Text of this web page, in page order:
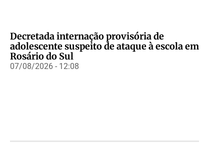
Decretada internação provisória de
adolescente suspeito de ataque à escola em
Rosário do Sul
07/08/2026 - 12:08